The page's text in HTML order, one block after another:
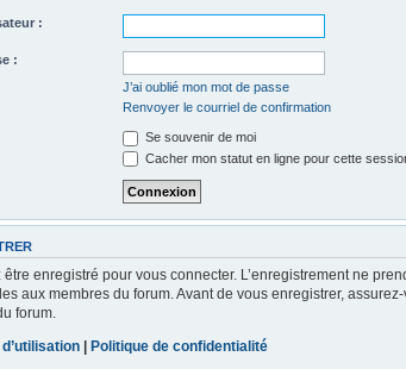
:
:
J’ai oublié mon mot de passe
Renvoyer le courriel de confirmation
Se souvenir de moi
Cacher mon statut en ligne pour cette
être enregistré pour vous connecter. L’enregistrement ne
aux membres du forum. Avant de vous enregistrer,
forum.
| Politique de confidentialité